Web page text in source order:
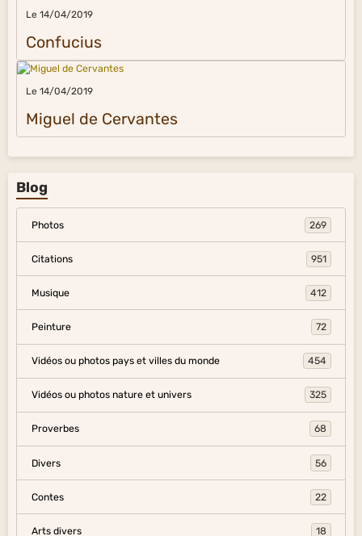
Le 14/04/2019
Confucius
Le 14/04/2019
Miguel de Cervantes
Blog
Photos 269
Citations 951
Musique 412
Peinture 72
Vidéos ou photos pays et villes du monde 454
Vidéos ou photos nature et univers 325
Proverbes 68
Divers 56
Contes 22
Arts divers 18